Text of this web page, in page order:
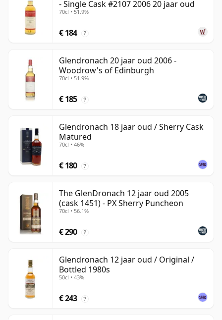
- Single Cask #2107 2006 20 jaar oud
70cl • 51.9%
€ 184 ?
Glendronach 20 jaar oud 2006 -
Woodrow's of Edinburgh
70cl • 51.9%
€ 185 ?
Glendronach 18 jaar oud / Sherry Cask
Matured
70cl • 46%
€ 180 ?
The GlenDronach 12 jaar oud 2005
(cask 1451) - PX Sherry Puncheon
70cl • 56.1%
€ 290 ?
Glendronach 12 jaar oud / Original /
Bottled 1980s
50cl • 43%
€ 243 ?